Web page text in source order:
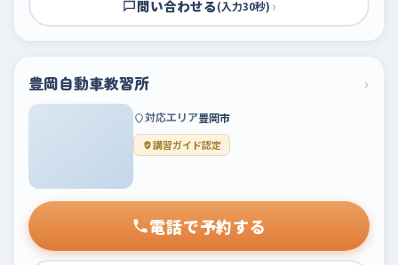
問い合わせる(入力30秒) ›
豊岡自動車教習所 ›
対応エリア豊岡市
講習ガイド認定
電話で予約する